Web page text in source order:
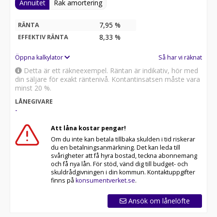
Annuitet Rak amortering
RÄNTA 7,95 %
EFFEKTIV RÄNTA 8,33 %
Öppna kalkylator Så har vi räknat
Detta är ett räkneexempel. Räntan är indikativ, hör med
din säljare för exakt räntenivå. Kontantinsatsen måste vara
minst 20 %.
LÅNEGIVARE
-
Att låna kostar pengar!
Om du inte kan betala tillbaka skulden i tid riskerar
du en betalningsanmärkning. Det kan leda till
svårigheter att få hyra bostad, teckna abonnemang
och få nya lån. För stöd, vänd dig till budget- och
skuldrådgivningen i din kommun. Kontaktuppgifter
finns på konsumentverket.se.
Ansök om lånelöfte